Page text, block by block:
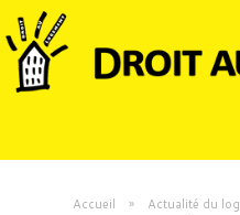
Accueil » Actualité du